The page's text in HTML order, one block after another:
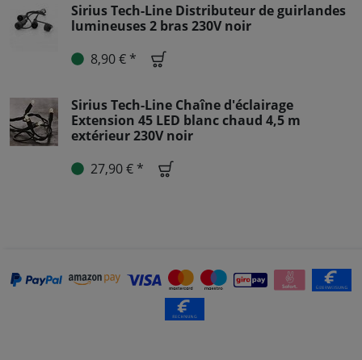
Sirius Tech-Line Distributeur de guirlandes
lumineuses 2 bras 230V noir
8,90 € *
Sirius Tech-Line Chaîne d'éclairage
Extension 45 LED blanc chaud 4,5 m
extérieur 230V noir
27,90 € *